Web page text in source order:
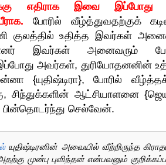
உமக்கு எதிராக இவை
போரில் வீழ்த்துவதற்குக்
குலத்தில் உதித்த இவர்கள்
இவர்கள் அனைவரும்
அவர்கள், துரியோதனனின்
{யுதிஷ்டிரா}, போரில்
சிந்துக்களின் ஆட்சியாளனை
செல்வேன்.
யுதிஷ்டிரனின் அவையில் வீற்றிருந்த
அதற்கு முன்பு புளிந்தன் என்பவனும்